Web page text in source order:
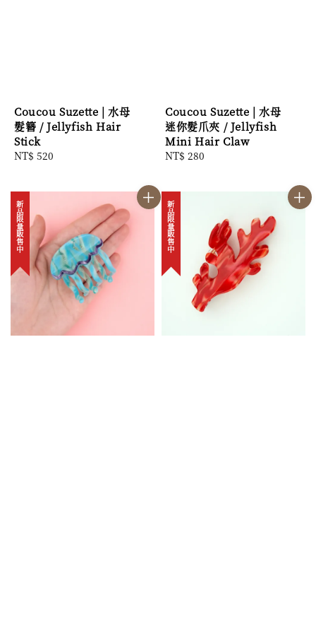
Coucou Suzette | 水母
髮簪 / Jellyfish Hair
Stick
Regular
NT$ 520
Coucou Suzette | 水母
迷你髮爪夾 / Jellyfish
Mini Hair Claw
Regular
NT$ 280
新品限量販售中 新品限量販售中